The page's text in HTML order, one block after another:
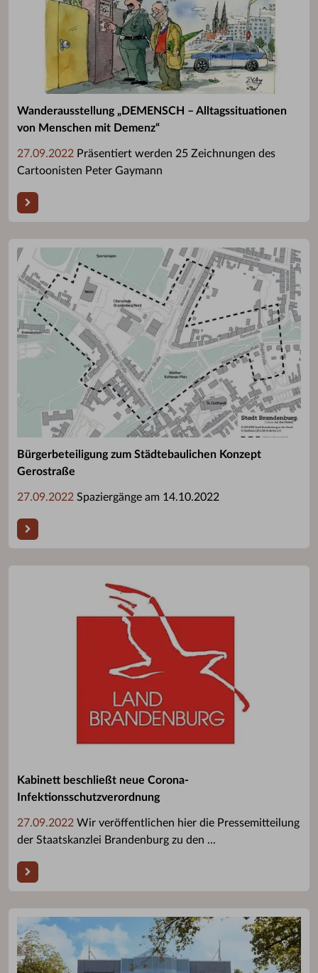
Wanderausstellung „DEMENSCH – Alltagssituationen
von Menschen mit Demenz“
27.09.2022 Präsentiert werden 25 Zeichnungen des
Cartoonisten Peter Gaymann
Bürgerbeteiligung zum Städtebaulichen Konzept
Gerostraße
27.09.2022 Spaziergänge am 14.10.2022
Kabinett beschließt neue Corona-
Infektionsschutzverordnung
27.09.2022 Wir veröffentlichen hier die Pressemitteilung
der Staatskanzlei Brandenburg zu den ...